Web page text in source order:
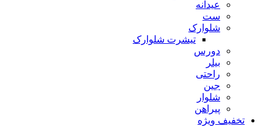
عیدانه
ست
شلوارک
تیشرت شلوارک
دورس
بیلر
راحتی
جین
شلوار
پیراهن
تخفیف ویژه